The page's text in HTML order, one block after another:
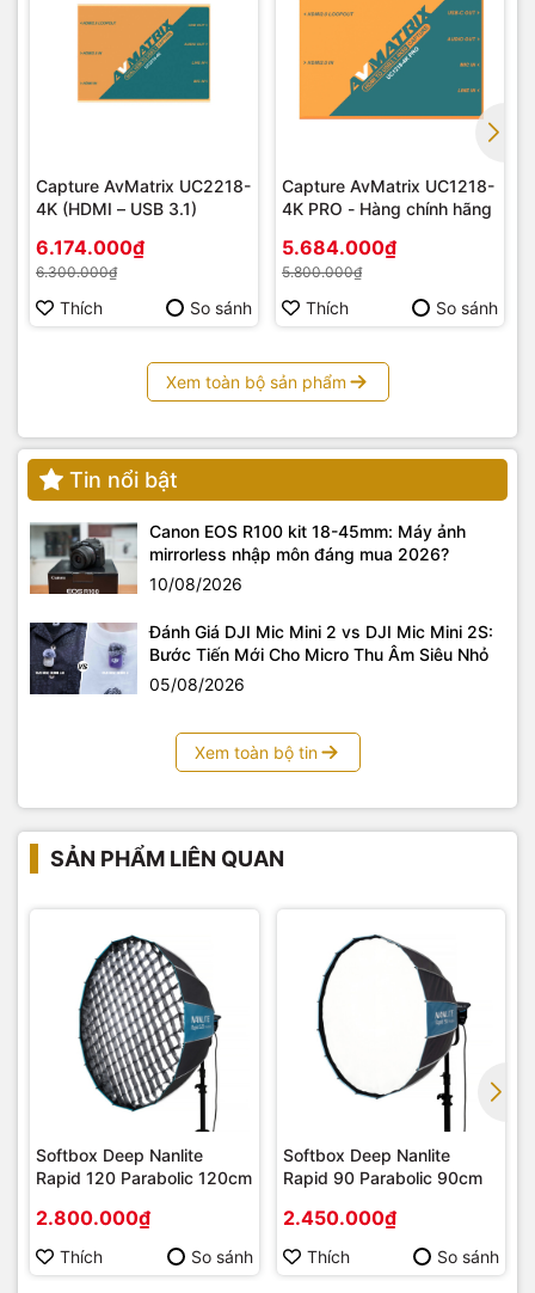
Capture AvMatrix UC2218-
4K (HDMI – USB 3.1)
6.174.000₫
6.300.000₫
Thích So sánh
Capture AvMatrix UC1218-
4K PRO - Hàng chính hãng
5.684.000₫
5.800.000₫
Thích So sánh
Xem toàn bộ sản phẩm
Tin nổi bật
Canon EOS R100 kit 18-45mm: Máy ảnh
mirrorless nhập môn đáng mua 2026?
10/08/2026
Đánh Giá DJI Mic Mini 2 vs DJI Mic Mini 2S:
Bước Tiến Mới Cho Micro Thu Âm Siêu Nhỏ
05/08/2026
Xem toàn bộ tin
SẢN PHẨM LIÊN QUAN
Softbox Deep Nanlite
Rapid 120 Parabolic 120cm
2.800.000₫
Thích So sánh
Softbox Deep Nanlite
Rapid 90 Parabolic 90cm
2.450.000₫
Thích So sánh